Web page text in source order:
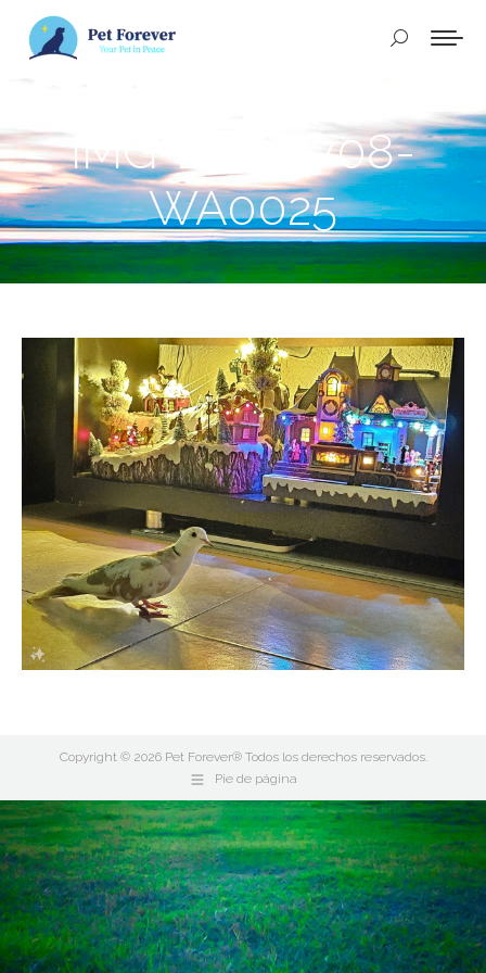
Buscar:
IMG-20240708-
WA0025
Copyright © 2026 Pet Forever® Todos los derechos reservados.
Pie de página